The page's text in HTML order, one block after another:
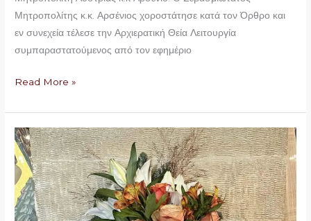
Μητροπολίτης κ.κ. Αρσένιος χοροστάτησε κατά τον Όρθρο και
εν συνεχεία τέλεσε την Αρχιερατική Θεία Λειτουργία
συμπαραστατούμενος από τον εφημέριο
Read More »
Ετήσιο
μνημόσυνο
Γερόντισσας
Πανσέμνης